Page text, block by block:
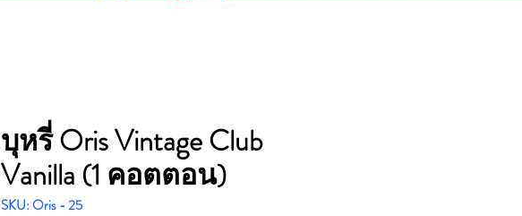
บุหรี่ Oris Vintage Club
Vanilla (1 คอตตอน)
SKU: Oris - 25